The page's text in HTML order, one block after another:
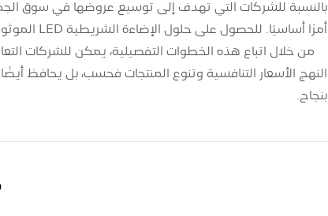
أمرًا أساسيًا. للحصول على حلول الإضاءة الشريطية LED الموثوقة والمتميزة، فكر في استكشاف الخيارات لدى LED Strip Light Wholesale.
النهج الأسعار التنافسية وتنوع المنتجات فحسب، بل يحافظ
بنجاح.